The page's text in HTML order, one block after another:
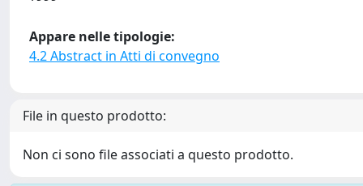
Appare nelle tipologie:
4.2 Abstract in Atti di convegno
File in questo prodotto:
Non ci sono file associati a questo prodotto.